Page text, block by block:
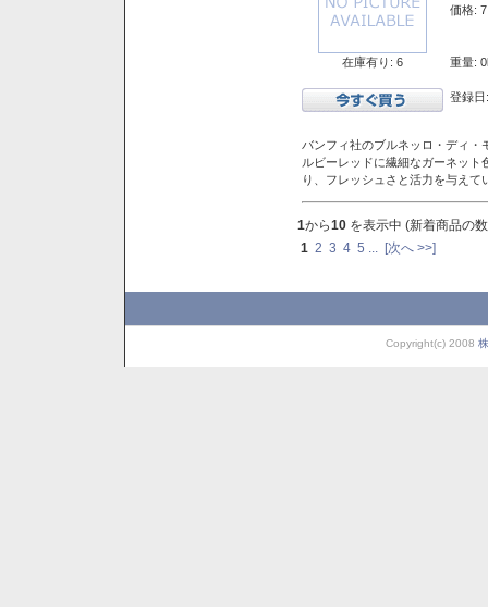
在庫有り: 6
価格:
重量:
登録
バンフィ社のブルネッロ・ディ
ルビーレッドに繊細なガーネッ
り、フレッシュさと活力を与え
1から10 を表示中 (新着商品の
1 2 3 4 5 [次へ >>]
Copyright(c) 2008